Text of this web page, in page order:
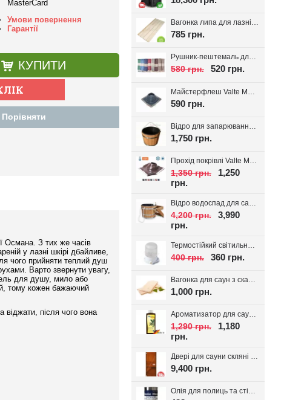
Вагонка липа для лазні Valte Classic 70*14мм. (Перший сорт)
785 грн.
Рушник-пештемаль для лазні, хамаму, на пляж Діамант, вибір кольору
580 грн. 520 грн.
590 грн.
1,750 грн.
1,350 грн.
1,250
грн.
4,200 грн.
3,990
грн.
400 грн. 360 грн.
1,000 грн.
Ароматизатор для сауни Spitzner SAUNAMED 190мл.
1,290 грн.
1,180
грн.
Двері для сауни скляні VALTE Бронза 700*1900
9,400 грн.
Олія для полиць та стін сауни Bionic House 0.8л, Україна
MasterCard
Умови повернення
Гарантії
КУПИТИ
Порівняти
Османа. З тих же часів
у лазні шкірі дбайливе,
чого прийняти теплий душ
Варто звернути увагу,
для душу, мило або
тому кожен бажаючий
віджати, після чого вона